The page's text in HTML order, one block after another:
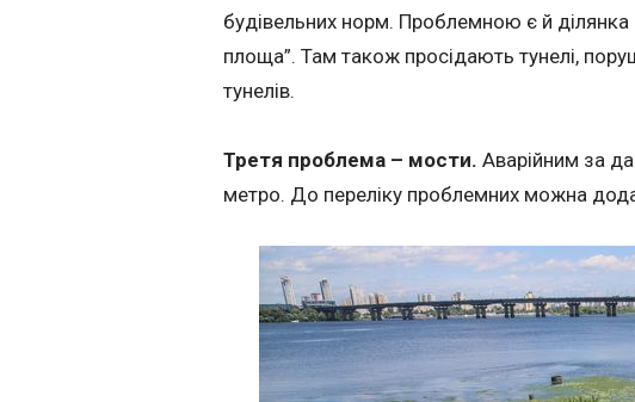
будівельних норм. Проблемною є й ділянка
площа”. Там також просідають тунелі,
тунелів.
Третя проблема – мости. Аварійним за
метро. До переліку проблемних можна